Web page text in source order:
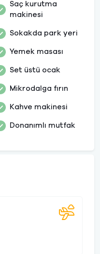
Saç kurutma
makinesi
Sokakda park yeri
Yemek masası
Set üstü ocak
Mikrodalga fırın
Kahve makinesi
Donanımlı mutfak